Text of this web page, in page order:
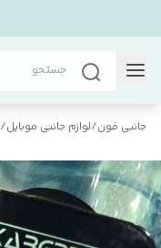
جانبی فون/لوازم جانبی موبایل/